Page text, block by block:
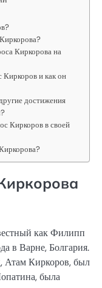
Киркорова на
и как он
достижения
Киркоров в своей
как Филипп
в Варне, Болгария.
Атам Киркоров, был
была